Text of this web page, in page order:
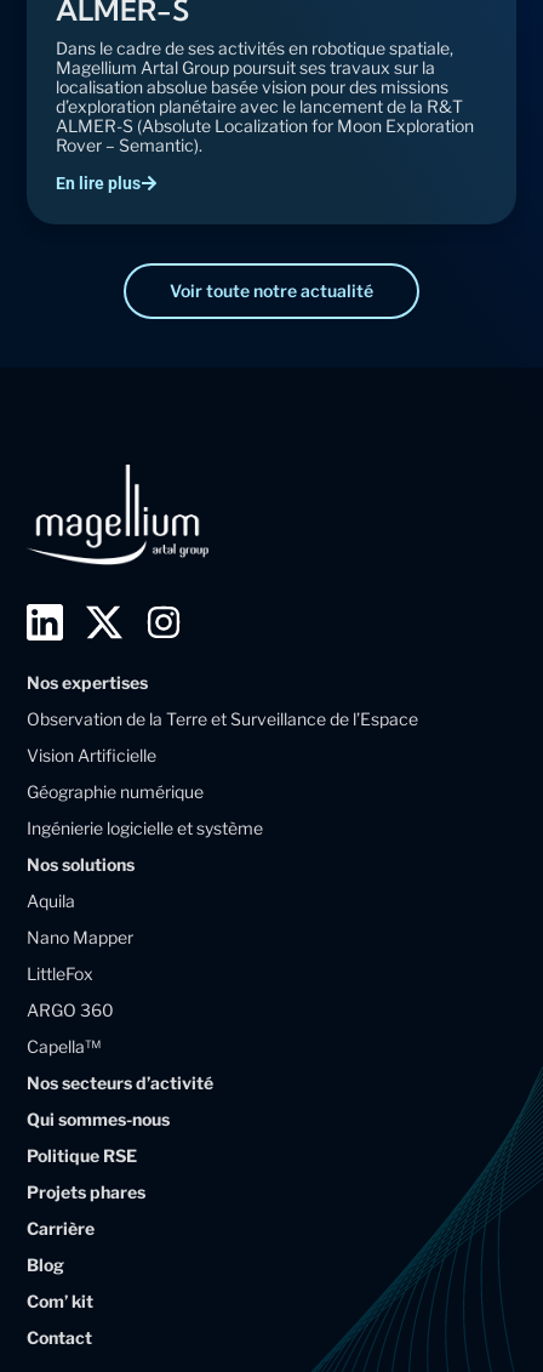
ALMER-S
Dans le cadre de ses activités en robotique spatiale,
Magellium Artal Group poursuit ses travaux sur la
localisation absolue basée vision pour des missions
d’exploration planétaire avec le lancement de la R&T
ALMER-S (Absolute Localization for Moon Exploration
Rover – Semantic).
En lire plus
Voir toute notre actualité
L
n
k
e
d
i
n
M
a
g
e
l
l
i
u
m
A
r
t
a
T
i
t
t
e
r
X
a
e
l
i
u
m
I
t
g
r
Nos expertises
Observation de la Terre et Surveillance de l’Espace
Vision Artificielle
Géographie numérique
Ingénierie logicielle et système
Nos solutions
Aquila
Nano Mapper
LittleFox
ARGO 360
Capella™
Nos secteurs d’activité
Qui sommes-nous
Politique RSE
Projets phares
Carrière
Blog
Com’ kit
Contact